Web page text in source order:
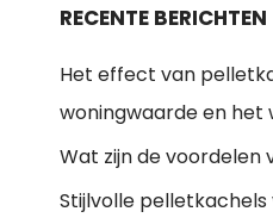
RECENTE BERICHTEN
Het effect van
woningwaarde en het
Wat zijn de voordelen
Stijlvolle